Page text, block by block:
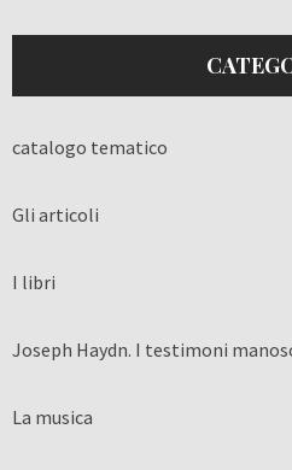
catalogo tematico
Gli articoli
I libri
Joseph Haydn. I testimoni
La musica